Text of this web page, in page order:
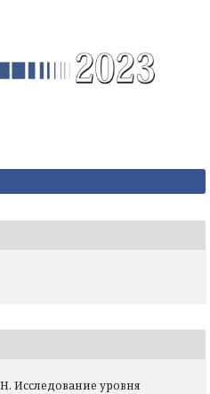
Исследование уровня